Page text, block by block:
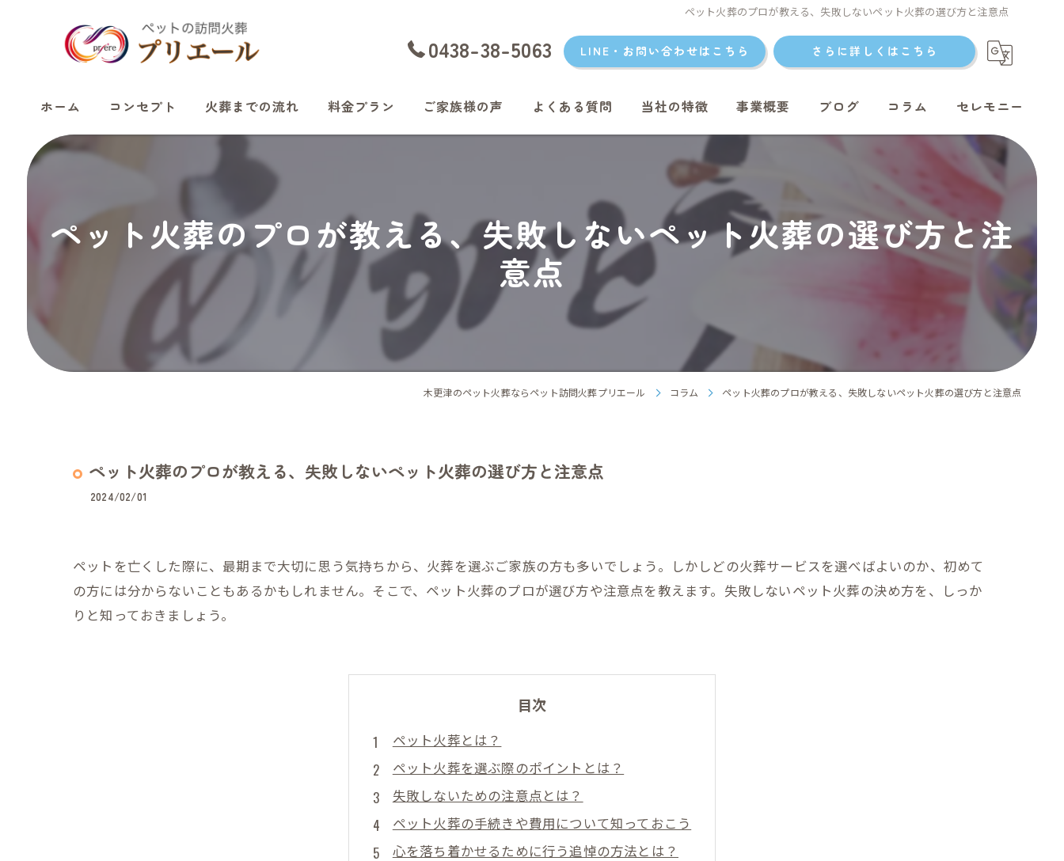
ペット火葬のプロが教える、失敗しないペット火葬の選び方と注意点
0438-38-5063 LINE・お問い合わせはこちら さらに詳しくはこちら
ホーム コンセプト 火葬までの流れ 料金プラン ご家族様の声 よくある質問 当社の特徴
君津のペット火葬
富津のペット火葬
袖ケ浦のペット火葬
事業概要 ブログ コラム セレモニー
ペット火葬のプロが教える、失敗しないペット火葬の選び方と注
意点
木更津のペット火葬ならペット訪問火葬プリエール コラム ペット火葬のプロが教える、失敗しないペット火葬の選び方と注意点
ペット火葬のプロが教える、失敗しないペット火葬の選び方と注意点
2024/02/01
ペットを亡くした際に、最期まで大切に思う気持ちから、火葬を選ぶご家族の方も多いでしょう。しかしどの火葬サービスを選べばよいのか、初めて
の方には分からないこともあるかもしれません。そこで、ペット火葬のプロが選び方や注意点を教えます。失敗しないペット火葬の決め方を、しっか
りと知っておきましょう。
目次
ペット火葬とは？
ペット火葬を選ぶ際のポイントとは？
失敗しないための注意点とは？
ペット火葬の手続きや費用について知っておこう
心を落ち着かせるために行う追悼の方法とは？